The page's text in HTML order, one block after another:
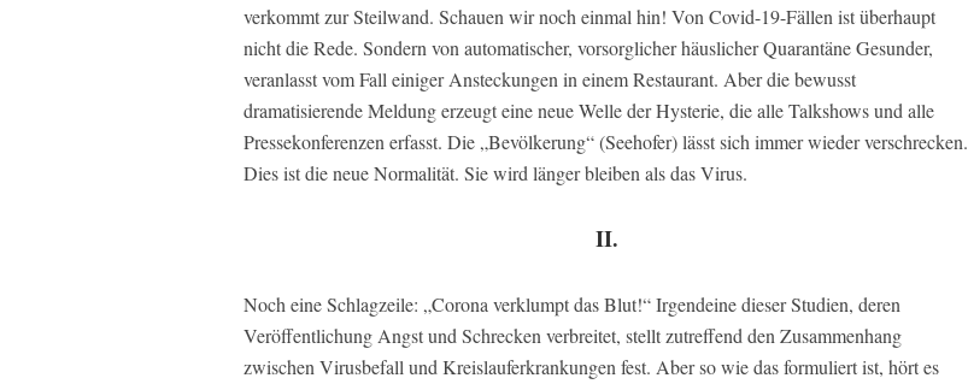
verkommt zur Steilwand. Schauen wir noch einmal hin! Von Covid-19-Fällen ist überhaupt
nicht die Rede. Sondern von automatischer, vorsorglicher häuslicher Quarantäne Gesunder,
veranlasst vom Fall einiger Ansteckungen in einem Restaurant. Aber die bewusst
dramatisierende Meldung erzeugt eine neue Welle der Hysterie, die alle Talkshows und alle
Pressekonferenzen erfasst. Die „Bevölkerung“ (Seehofer) lässt sich immer wieder verschrecken.
Dies ist die neue Normalität. Sie wird länger bleiben als das Virus.
II.
Noch eine Schlagzeile: „Corona verklumpt das Blut!“ Irgendeine dieser Studien, deren
Veröffentlichung Angst und Schrecken verbreitet, stellt zutreffend den Zusammenhang
zwischen Virusbefall und Kreislauferkrankungen fest. Aber so wie das formuliert ist, hört es